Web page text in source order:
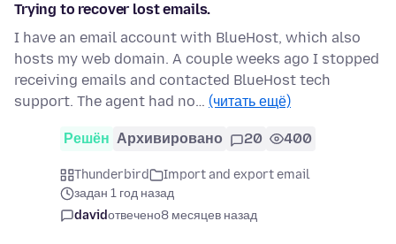
Trying to recover lost emails.
I have an email account with BlueHost, which also
hosts my web domain. A couple weeks ago I stopped
receiving emails and contacted BlueHost tech
support. The agent had no… (читать ещё)
Решён Архивировано 20 400
Thunderbird
Import and export email
задан 1 год назад
davidотвечено8 месяцев назад